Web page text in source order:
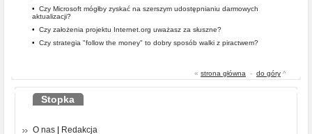
• Czy Microsoft mógłby zyskać na szerszym udostępnianiu darmowych
aktualizacji?
• Czy założenia projektu Internet.org uważasz za słuszne?
• Czy strategia "follow the money" to dobry sposób walki z piractwem?
« strona główna - do góry ^
Stopka
O nas
Redakcja